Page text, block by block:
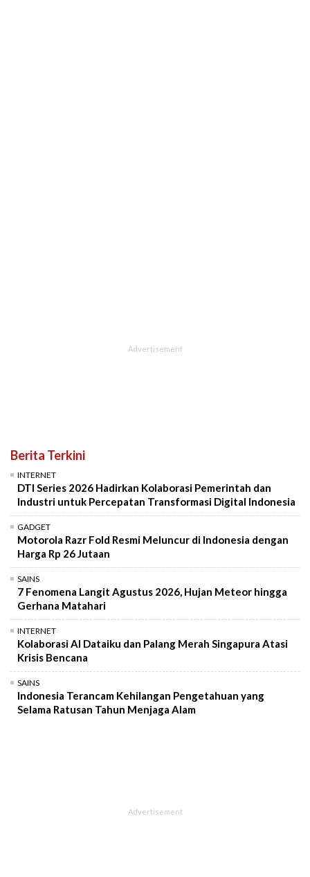
Berita Terkini
INTERNET
DTI Series 2026 Hadirkan Kolaborasi Pemerintah dan
Industri untuk Percepatan Transformasi Digital Indonesia
GADGET
Motorola Razr Fold Resmi Meluncur di Indonesia dengan
Harga Rp 26 Jutaan
SAINS
7 Fenomena Langit Agustus 2026, Hujan Meteor hingga
Gerhana Matahari
INTERNET
Kolaborasi AI Dataiku dan Palang Merah Singapura Atasi
Krisis Bencana
SAINS
Indonesia Terancam Kehilangan Pengetahuan yang
Selama Ratusan Tahun Menjaga Alam